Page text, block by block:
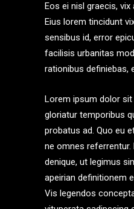
Eos ei nisl graecis,
Eius lorem tincidunt
sensibus id, error
facilisis urbanitas
rationibus definiebas,
Lorem ipsum dolor
gloriatur temporibus
probatus ad. Quo eu
ne omnes referrentur.
denique, ut legimus
apeirian definitionem
Vis legendos